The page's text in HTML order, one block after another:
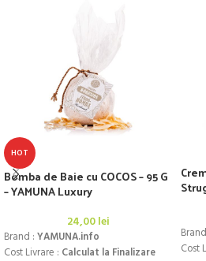
HOT
Bomba de Baie cu COCOS – 95 G
– YAMUNA Luxury
24,00lei
Brand : YAMUNA.info
Cost Livrare : Calculat la Finalizare
Cost